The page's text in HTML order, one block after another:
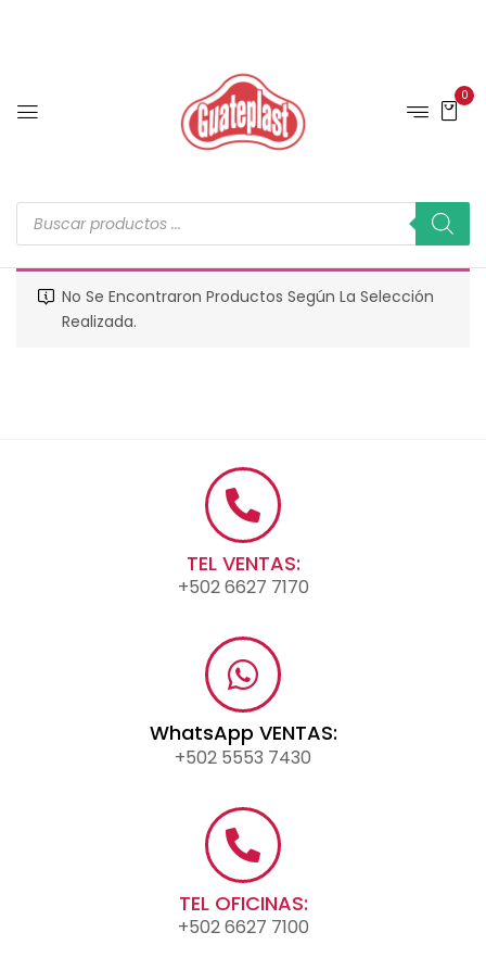
0
No Se Encontraron Productos Según La Selección
Realizada.
TEL VENTAS:
+502 6627 7170
WhatsApp VENTAS:
+502 5553 7430
TEL OFICINAS:
+502 6627 7100